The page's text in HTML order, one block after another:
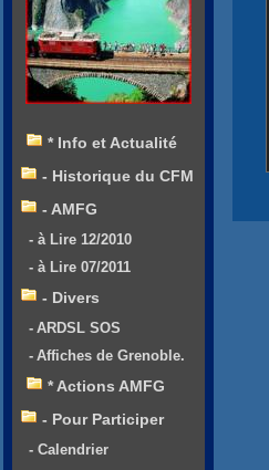
* Info et Actualité
- Historique du CFM
- AMFG
- à Lire 12/2010
- à Lire 07/2011
- Divers
- ARDSL SOS
- Affiches de Grenoble.
* Actions AMFG
- Pour Participer
- Calendrier